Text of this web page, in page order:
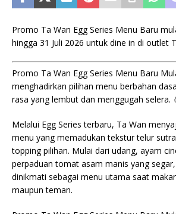
Promo Ta Wan Egg Series Menu Baru
hingga 31 Juli 2026 untuk dine in di outlet
Promo Ta Wan Egg Series Menu Baru
menghadirkan pilihan menu berbahan
rasa yang lembut dan menggugah selera.
Melalui Egg Series terbaru, Ta Wan
menu yang memadukan tekstur telur
topping pilihan. Mulai dari udang, ayam
perpaduan tomat asam manis yang
dinikmati sebagai menu utama saat
maupun teman.